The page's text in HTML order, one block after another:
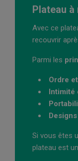
Plateau
Avec ce
recouvrir
Parmi les
Ordre
Intimité
Si vous êtes
plateau est